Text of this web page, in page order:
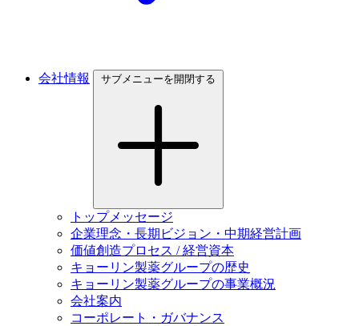
会社情報 サブメニューを開閉する
トップメッセージ
企業理念・長期ビジョン・中期経営計画
価値創造プロセス / 経営資本
キョーリン製薬グループの歴史
キョーリン製薬グループの事業概況
会社案内
コーポレート・ガバナンス